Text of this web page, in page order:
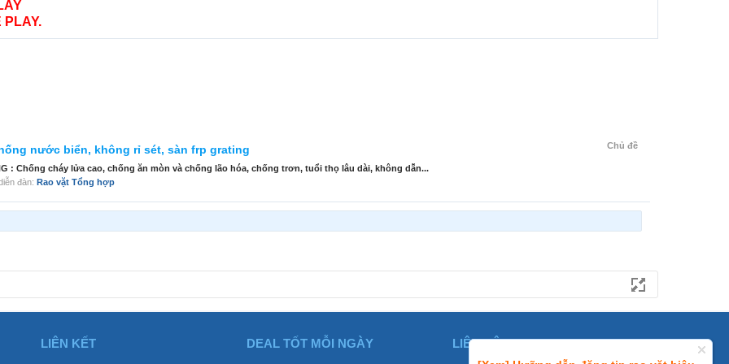
PLAY.
Chủ đề
nước biển, không rỉ sét, sàn frp grating
: Chống cháy lửa cao, chống ăn mòn và chống lão hóa, chống trơn, tuổi thọ lâu dài, không dẫn...
đàn: Rao vặt Tổng hợp
LIÊN KẾT DEAL TỐT MỖI NGÀY LIÊN HỆ